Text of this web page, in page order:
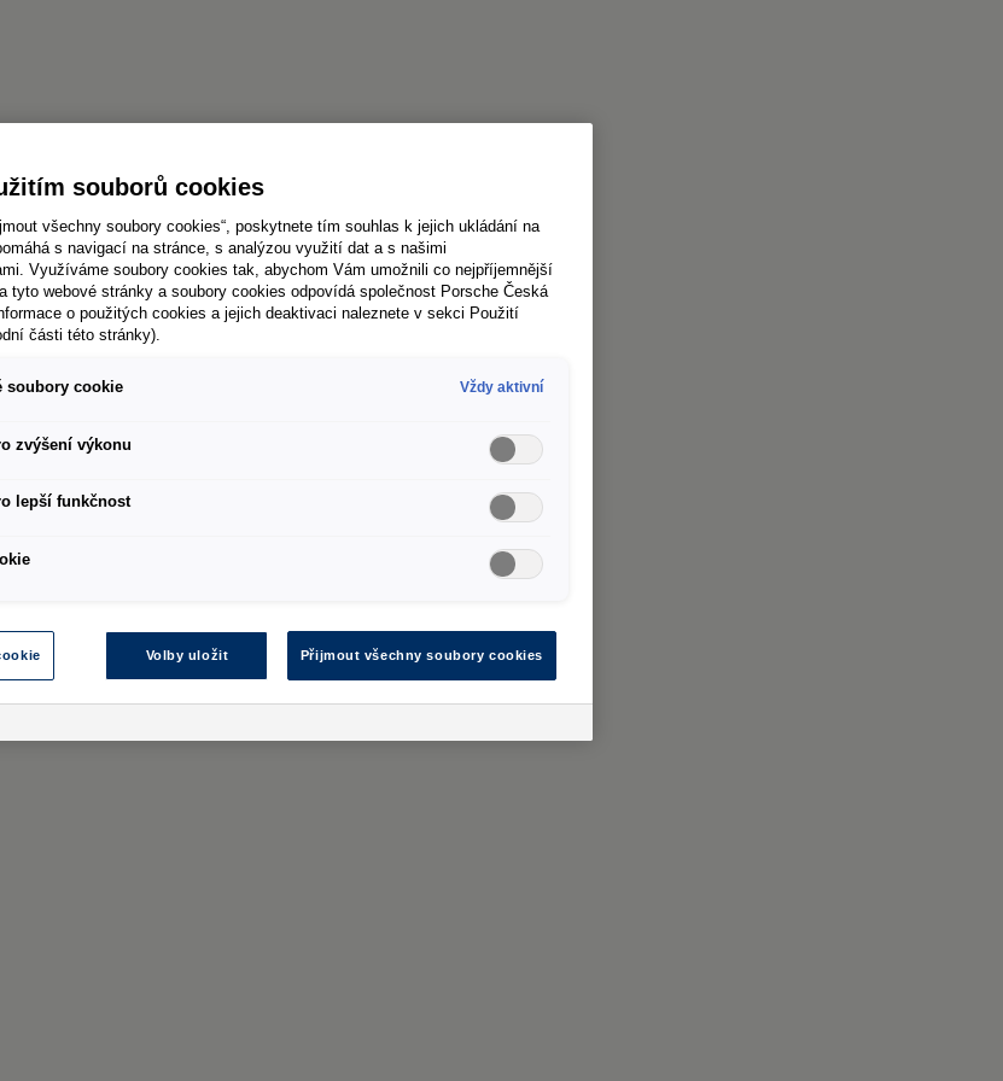
souborů cookies
všechny soubory cookies“, poskytnete tím souhlas k jejich ukládání na
s navigací na stránce, s analýzou využití dat a s našimi
Využíváme soubory cookies tak, abychom Vám umožnili co nejpříjemnější
tyto webové stránky a soubory cookies odpovídá společnost Porsche Česká
o použitých cookies a jejich deaktivaci naleznete v sekci Použití
části této stránky).
soubory cookie Vždy aktivní
zvýšení výkonu
lepší funkčnost
Volby uložit Přijmout všechny soubory cookies